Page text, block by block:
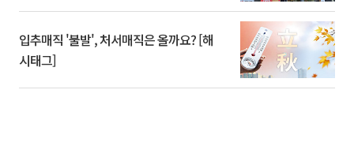
입추매직 '불발', 처서매직은 올까요? [해
시태그]